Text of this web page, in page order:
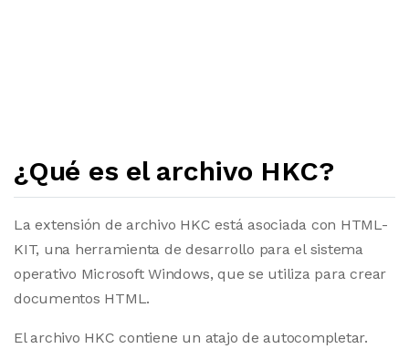
¿Qué es el archivo HKC?
La extensión de archivo HKC está asociada con HTML-
KIT, una herramienta de desarrollo para el sistema
operativo Microsoft Windows, que se utiliza para crear
documentos HTML.
El archivo HKC contiene un atajo de autocompletar.